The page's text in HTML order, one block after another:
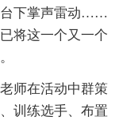
台下掌声雷动……
将这一个又一个
师在活动中群策
训练选手、布置